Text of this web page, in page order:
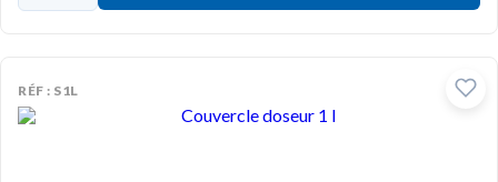
RÉF : S1L